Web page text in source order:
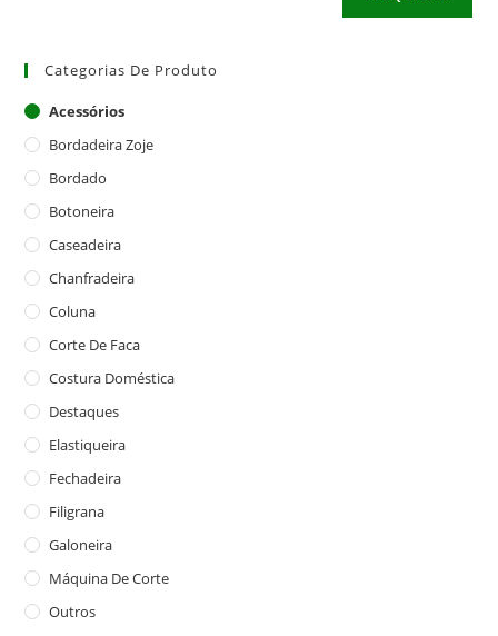
Categorias De Produto
Acessórios
Bordadeira Zoje
Bordado
Botoneira
Caseadeira
Chanfradeira
Coluna
Corte De Faca
Costura Doméstica
Destaques
Elastiqueira
Fechadeira
Filigrana
Galoneira
Máquina De Corte
Outros